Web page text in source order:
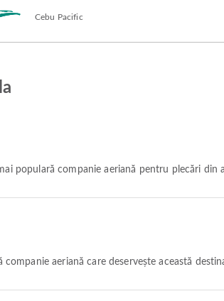
Cebu Pacific
populară companie aeriană pentru plecări din
companie aeriană care deservește această